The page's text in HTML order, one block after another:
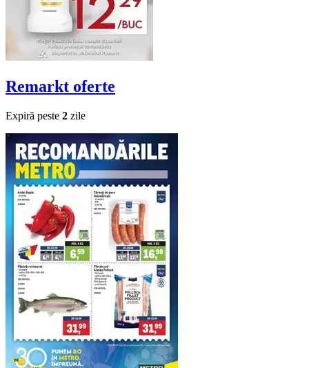
Remarkt oferte
Expiră peste 2 zile